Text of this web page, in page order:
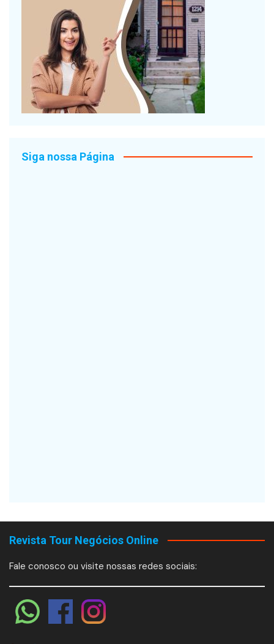
Siga nossa Página
Revista Tour Negócios Online
Fale conosco ou visite nossas redes sociais: